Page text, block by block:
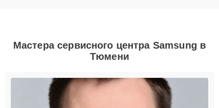
Мастера сервисного центра Samsung в
Тюмени